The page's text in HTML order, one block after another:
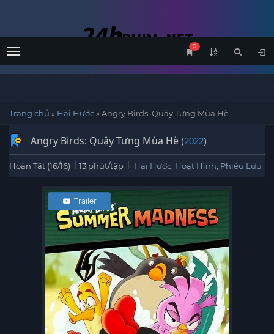
Menu
0
Trang chủ » Hài Hước»Angry Birds: Quậy Tưng Mùa Hè
Angry Birds: Quậy Tưng Mùa Hè (2022)
Hoàn Tất (16/16) 13 phút/tập Hài Hước Hoạt Hình Phiêu Lưu
Trailer